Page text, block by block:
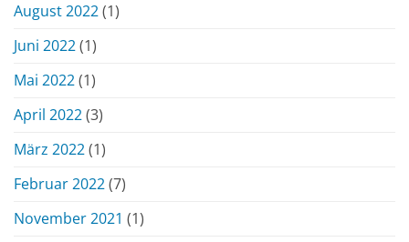
August 2022(1)
Juni 2022(1)
Mai 2022(1)
April 2022(3)
März 2022(1)
Februar 2022(7)
November 2021 (1)